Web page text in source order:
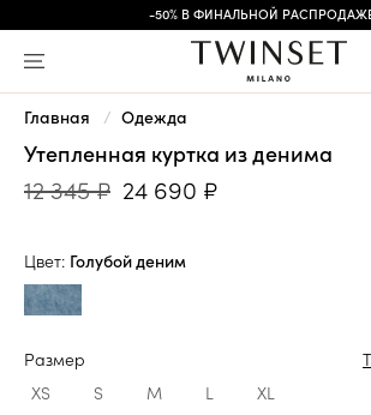
-50% В ФИНАЛЬНОЙ
Главная Одежда
Утепленная куртка из денима
12 345 ₽ 24 690 ₽
Цвет: Голубой деним
Размер
XS
S M L XL